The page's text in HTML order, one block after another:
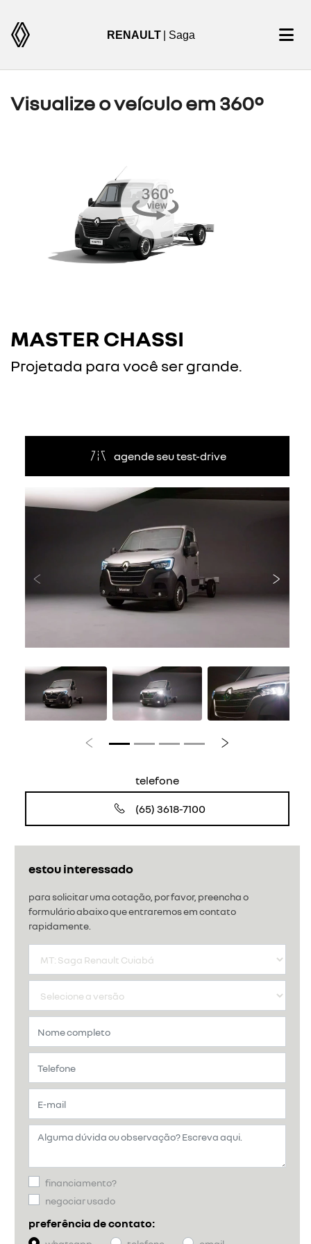
RENAULT | Saga
Visualize o veículo em 360°
MASTER CHASSI
Projetada para você ser grande.
agende seu test-drive
estou interessado
para solicitar uma cotação, por favor, preencha o
formulário abaixo que entraremos em contato
rapidamente.
financiamento?
negociar usado
preferência de contato:
Anterior
Anterior Próximo
telefone
(65) 3618-7100